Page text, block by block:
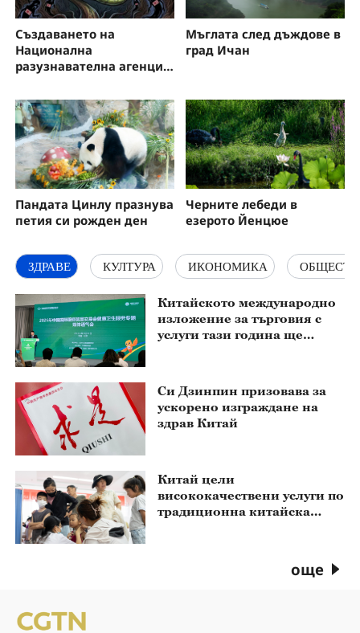
Създаването на
Национална
разузнавателна агенция
опасен опит за
възраждане на
милитаризма
Мъглата след дъждове в
град Ичан
Пандата Цинлу празнува
петия си рожден ден
Черните лебеди в
езерото Йенцюе
ЗДРАВЕ КУЛТУРА ИКОНОМИКА
Китайското международно
изложение за търговия с
услуги тази година ще
Си Дзинпин призовава за
ускорено изграждане на
здрав Китай
Китай цели
висококачествени услуги по
традиционна китайска
още